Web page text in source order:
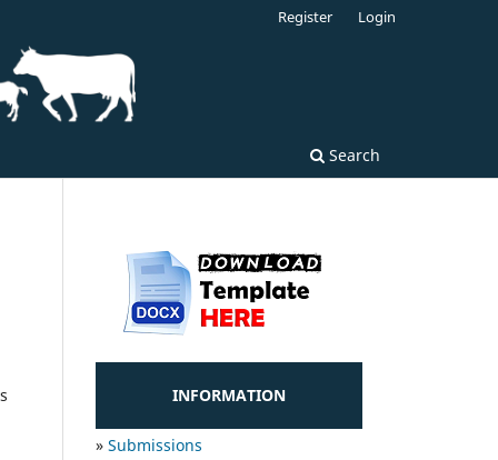
Search
Register Login
INFORMATION
» Submissions